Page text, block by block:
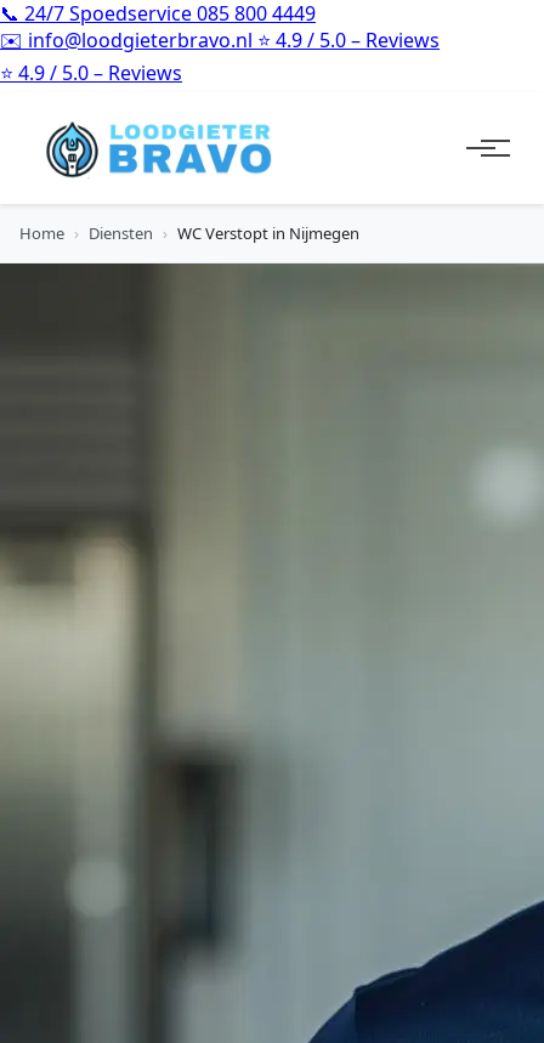
📞 24/7 Spoedservice085 800 4449
✉️ info@loodgieterbravo.nl ⭐ 4.9 / 5.0 – Reviews
⭐ 4.9 / 5.0 – Reviews
Home › Diensten › WC Verstopt in Nijmegen